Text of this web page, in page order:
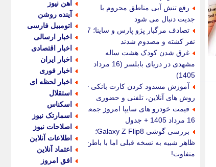
رفع تنش آبی مناطق محروم با
جدیت دنبال می شود
تصادف مرگبار پژو پارس و ساینا؛ 7
نفر کشته و مصدوم شدند
غرق شدن کودک هشت ساله
مشهدی در دریای بابلسر (16 مرداد
1405)
آموزش مسدود کردن کارت بانکی +
روش های آنلاین، تلفنی و حضوری
قیمت خودرو های سایپا امروز جمعه
16 مرداد 1405 + جدول
بررسی گوشی Galaxy Z Flip8؛
ظاهر شبیه به نسخه قبلی اما با باطن
متفاوت!
آهن نیوز
آینده روشن
اتومبیل فارسی
اخبار ارسالی
اخبار اقتصادی
اخبار ایران
اخبار فوری
اخبار لحظه ای
استقلال
اسکناس
اسمارتک نیوز
اصلاحات نیوز
اطلاعات آنلاین
اعتماد آنلاین
افق امروز